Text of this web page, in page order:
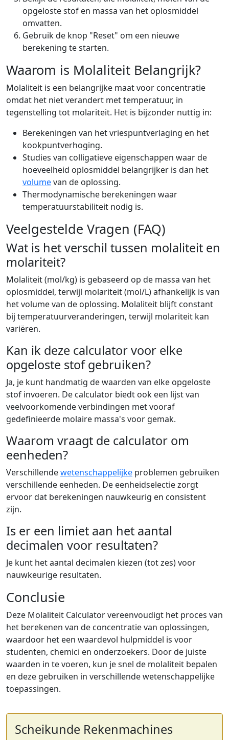
opgeloste stof en massa van het oplosmiddel
omvatten.
Gebruik de knop "Reset" om een nieuwe
berekening te starten.
Waarom is Molaliteit Belangrijk?
Molaliteit is een belangrijke maat voor concentratie
omdat het niet verandert met temperatuur, in
tegenstelling tot molariteit. Het is bijzonder nuttig in:
Berekeningen van het vriespuntverlaging en het
kookpuntverhoging.
Studies van colligatieve eigenschappen waar de
hoeveelheid oplosmiddel belangrijker is dan het
volumevan de oplossing.
Thermodynamische berekeningen waar
temperatuurstabiliteit nodig is.
Veelgestelde Vragen (FAQ)
Wat is het verschil tussen molaliteit en
molariteit?
Molaliteit (mol/kg) is gebaseerd op de massa van het
oplosmiddel, terwijl molariteit (mol/L) afhankelijk is van
het volume van de oplossing. Molaliteit blijft constant
bij temperatuurveranderingen, terwijl molariteit kan
variëren.
Kan ik deze calculator voor elke
opgeloste stof gebruiken?
Ja, je kunt handmatig de waarden van elke opgeloste
stof invoeren. De calculator biedt ook een lijst van
veelvoorkomende verbindingen met vooraf
gedefinieerde molaire massa's voor gemak.
Waarom vraagt de calculator om
eenheden?
Verschillendewetenschappelijke problemen gebruiken
verschillende eenheden. De eenheidselectie zorgt
ervoor dat berekeningen nauwkeurig en consistent
zijn.
Is er een limiet aan het aantal
decimalen voor resultaten?
Je kunt het aantal decimalen kiezen (tot zes) voor
nauwkeurige resultaten.
Conclusie
Deze Molaliteit Calculator vereenvoudigt het proces van
het berekenen van de concentratie van oplossingen,
waardoor het een waardevol hulpmiddel is voor
studenten, chemici en onderzoekers. Door de juiste
waarden in te voeren, kun je snel de molaliteit bepalen
en deze gebruiken in verschillende wetenschappelijke
toepassingen.
Scheikunde Rekenmachines